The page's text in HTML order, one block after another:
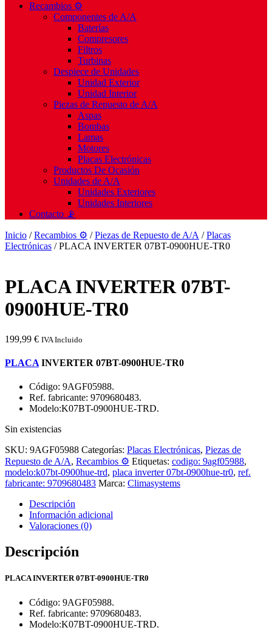
Recambios ⚙️
Componentes de A/A
Baterías
Compresores
Filtros
Turbinas
Despiece de Unidades
Unidad Exterior
Unidad Interior
Piezas de Repuesto de A/A
Aspas
Bombas
Lamas
Motores
Placas Electrónicas
Productos De Ocasión
Unidades de A/A
Unidades Exteriores
Unidades Interiores
Contacto 📡
Inicio /Recambios ⚙️ /Piezas de Repuesto de A/A /Placas
Electrónicas / PLACA INVERTER 07BT-0900HUE-TR0
PLACA INVERTER 07BT-
0900HUE-TR0
199,99 € IVA Incluido
PLACA INVERTER 07BT-0900HUE-TR0
Código: 9AGF05988.
Ref. fabricante: 9709680483.
Modelo:K07BT-0900HUE-TRD.
Sin existencias
SKU: 9AGF05988 Categorías: Placas Electrónicas, Piezas de
Repuesto de A/A, Recambios ⚙️ Etiquetas: codigo: 9agf05988,
modelo:k07bt-0900hue-trd, placa inverter 07bt-0900hue-tr0, ref.
fabricante: 9709680483 Marca: Climasystems
Descripción
Información adicional
Valoraciones (0)
Descripción
PLACA INVERTER 07BT-0900HUE-TR0
Código: 9AGF05988.
Ref. fabricante: 9709680483.
Modelo:K07BT-0900HUE-TRD.